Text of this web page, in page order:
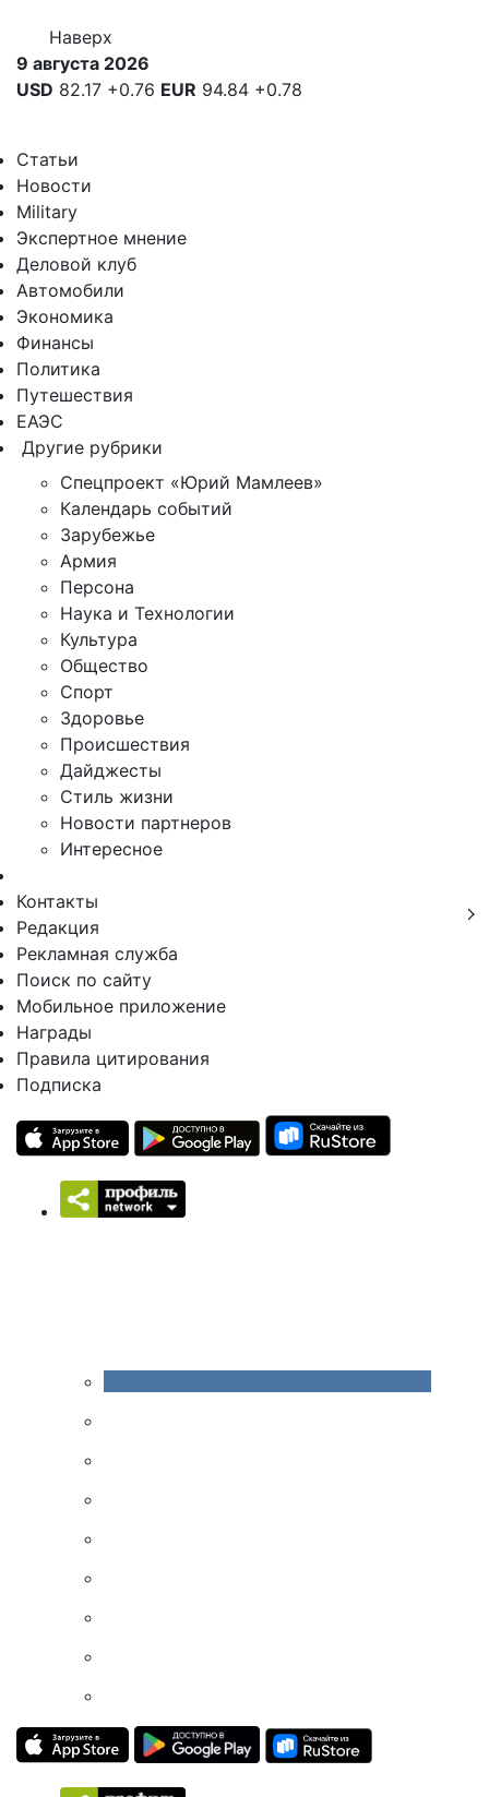
Наверх
9 августа 2026
USD 82.17 +0.76 EUR 94.84 +0.78
Статьи
Новости
Military
Экспертное мнение
Деловой клуб
Автомобили
Экономика
Финансы
Политика
Путешествия
ЕАЭС
Другие рубрики
Спецпроект «Юрий Мамлеев»
Календарь событий
Зарубежье
Армия
Персона
Наука и Технологии
Культура
Общество
Спорт
Здоровье
Происшествия
Дайджесты
Стиль жизни
Новости партнеров
Интересное
Контакты
Редакция
Рекламная служба
Поиск по сайту
Мобильное приложение
Награды
Правила цитирования
Подписка